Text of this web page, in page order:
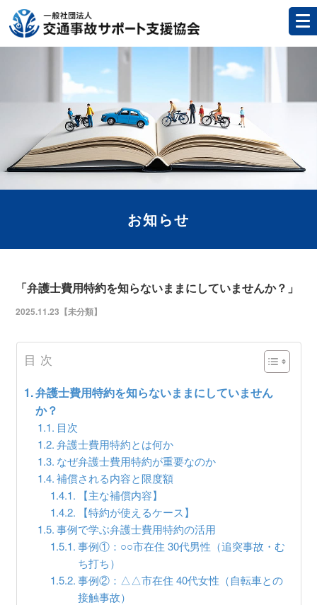
お知らせ
「弁護士費用特約を知らないままにしていませんか？」
2025.11.23【未分類】
目次
弁護士費用特約を知らないままにしていません
か？
目次
弁護士費用特約とは何か
なぜ弁護士費用特約が重要なのか
補償される内容と限度額
【主な補償内容】
【特約が使えるケース】
事例で学ぶ弁護士費用特約の活用
事例①：○○市在住 30代男性（追突事故・む
ち打ち）
事例②：△△市在住 40代女性（自転車との
接触事故）